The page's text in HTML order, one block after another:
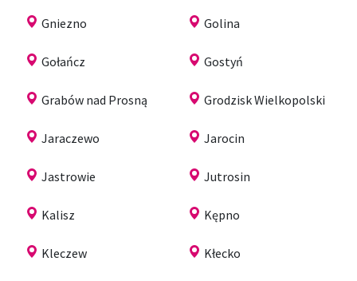
Gniezno Golina
Gołańcz Gostyń
Grabów nad Prosną Grodzisk Wielkopolski
Jaraczewo Jarocin
Jastrowie Jutrosin
Kalisz Kępno
Kleczew Kłecko